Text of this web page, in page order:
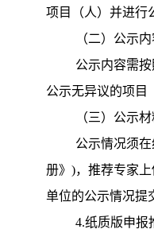
项目（人）并进行
（二）公示
公示内容需
公示无异议的项目
（三）公示
公示情况须
册》)，推荐专家
单位的公示情况提
4.纸质版申报